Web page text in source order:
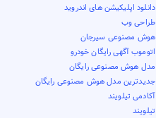
دانلود اپلیکیشن های اندروید
طراحی وب
هوش مصنوعی سیرجان
اتوموب آگهی رایگان خودرو
مدل هوش مصنوعی رایگان
جدیدترین مدل هوش مصنوعی رایگان
آکادمی تیلویند
تیلویند